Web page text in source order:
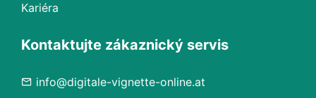
Kariéra
Kontaktujte zákaznický servis
info@digitale-vignette-online.at